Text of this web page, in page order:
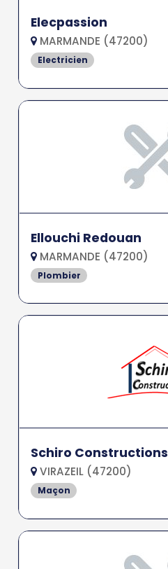
Elecpassion
MARMANDE (47200)
Electricien
Ellouchi Redouan
MARMANDE (47200)
Plombier
Schiro Constructions
VIRAZEIL (47200)
Maçon